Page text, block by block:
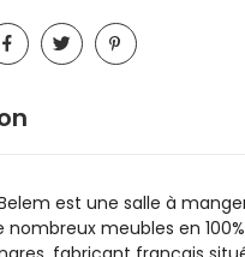
est une salle à
meubles en